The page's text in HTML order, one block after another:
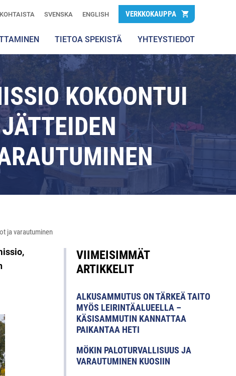
SVENSKA ENGLISH VERKKOKAUPPA
TIETOA SPEKISTÄ YHTEYSTIEDOT
KOKOONTUI
ja varautuminen
VIIMEISIMMÄT
ARTIKKELIT
ALKUSAMMUTUS ON TÄRKEÄ TAITO
MYÖS LEIRINTÄALUEELLA –
KÄSISAMMUTIN KANNATTAA
PAIKANTAA HETI
MÖKIN PALOTURVALLISUUS JA
VARAUTUMINEN KUOSIIN